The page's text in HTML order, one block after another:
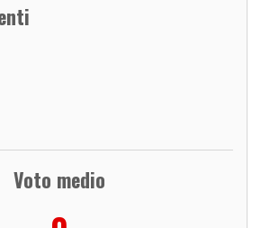
Voto medio